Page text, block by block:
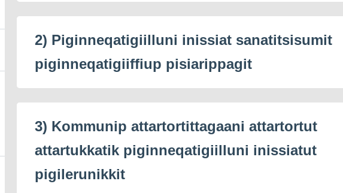
2) Piginneqatigiilluni inissiat sanatitsisumit
piginneqatigiiffiup pisiarippagit
3) Kommunip attartortittagaani attartortut
attartukkatik piginneqatigiilluni inissiatut
pigilerunikkit